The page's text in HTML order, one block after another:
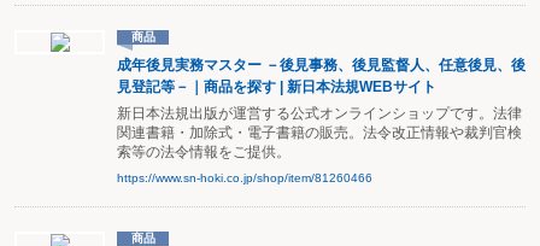
商品
成年後見実務マスター －後見事務、後見監督人、任意後見、後
見登記等－｜商品を探す | 新日本法規WEBサイト
新日本法規出版が運営する公式オンラインショップです。法律
関連書籍・加除式・電子書籍の販売。法令改正情報や裁判官検
索等の法令情報をご提供。
https://www.sn-hoki.co.jp/shop/item/81260466
商品